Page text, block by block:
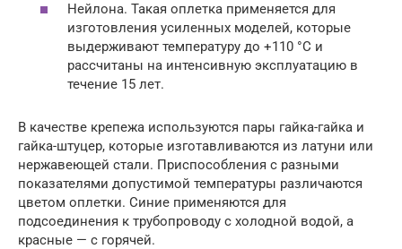
Нейлона. Такая оплетка применяется для
изготовления усиленных моделей, которые
выдерживают температуру до +110 °C и
рассчитаны на интенсивную эксплуатацию в
течение 15 лет.
В качестве крепежа используются пары гайка-гайка и
гайка-штуцер, которые изготавливаются из латуни или
нержавеющей стали. Приспособления с разными
показателями допустимой температуры различаются
цветом оплетки. Синие применяются для
подсоединения к трубопроводу с холодной водой, а
красные — с горячей.